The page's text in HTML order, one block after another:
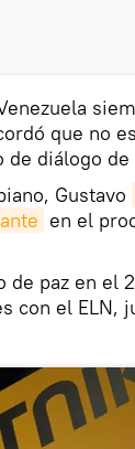
que no
de diálogo de
Gustavo
en el
paz en el
con el ELN,